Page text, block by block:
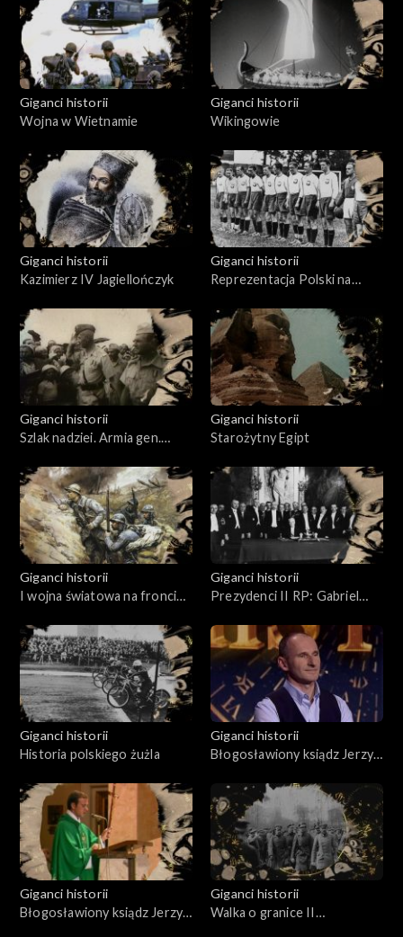
Giganci historii
Wojna w Wietnamie
Giganci historii
Wikingowie
Giganci historii
Kazimierz IV Jagiellończyk
Giganci historii
Reprezentacja Polski na
latach 1938-2022
Giganci historii
Szlak nadziei. Armia gen.
Giganci historii
Starożytny Egipt
Giganci historii
I wojna światowa na froncie
Giganci historii
Prezydenci II RP: Gabriel
Wojciechowski i Ignacy
Mościcki
Giganci historii
Historia polskiego żużla
Giganci historii
Błogosławiony ksiądz Jerzy
Giganci historii
Błogosławiony ksiądz Jerzy
Giganci historii
Walka o granice II